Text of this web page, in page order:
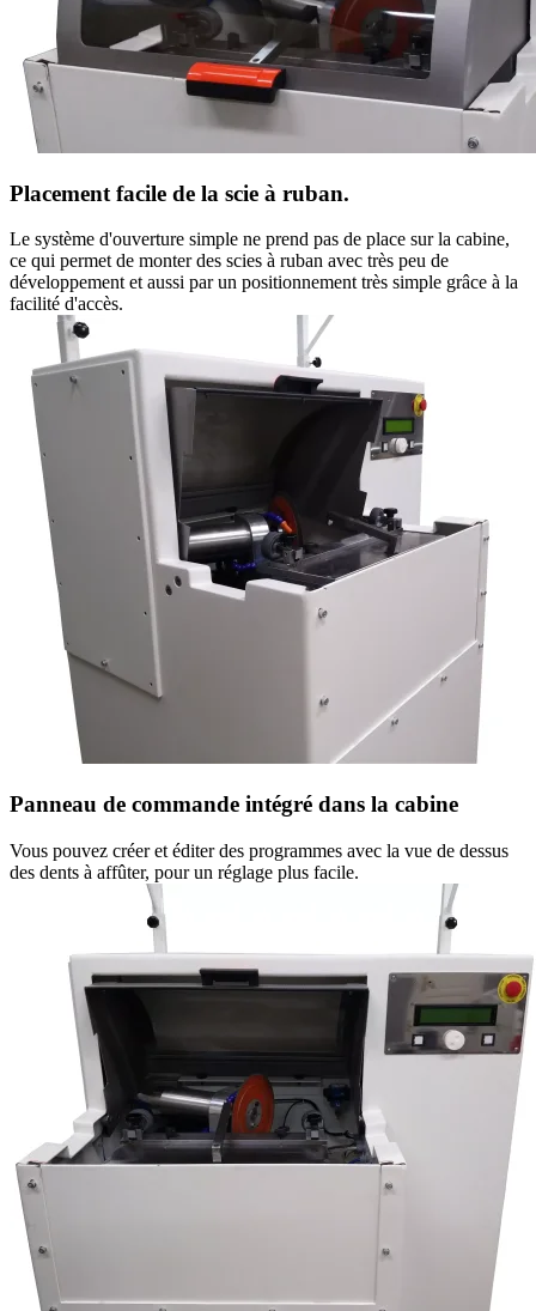
Placement facile de la scie à ruban.
Le système d'ouverture simple ne prend pas de place sur la cabine,
ce qui permet de monter des scies à ruban avec très peu de
développement et aussi par un positionnement très simple grâce à la
facilité d'accès.
Panneau de commande intégré dans la cabine
Vous pouvez créer et éditer des programmes avec la vue de dessus
des dents à affûter, pour un réglage plus facile.